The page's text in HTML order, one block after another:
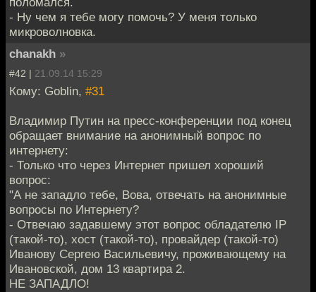
- Ну чем я тебе могу помочь? У меня только
микроволновка.
chanakh »
#42 | 21.09.14 15:29
Кому: Goblin, #31
Владимир Путин на пресс-конференции под конец
обращает внимание на анонимный вопрос по
интернету:
- Только что через Интернет пришел хороший
вопрос:
"А не западло тебе, Вова, отвечать на анонимные
вопросы по Интернету?
- Отвечаю задавшему этот вопрос обладателю IP
(такой-то), хост (такой-то), провайдер (такой-то)
Иванову Сергею Васильевичу, проживающему на
Ивановской, дом 13 квартира 2.
НЕ ЗАПАДЛО!